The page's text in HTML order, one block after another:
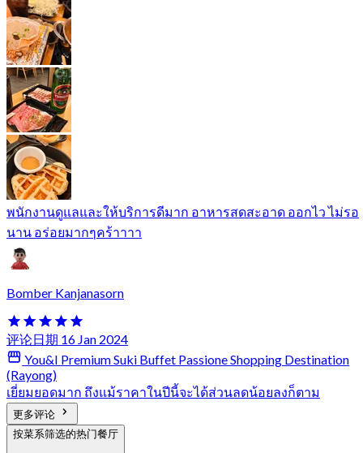
พนักงานดูแลและให้บริการดีมาก อาหารสดสะอาด ออกไว ไม่รอ
นาน อร่อยมากๆคร้าาาา
Bomber Kanjanasorn
评论日期 16 Jan 2024
You&I Premium Suki Buffet Passione Shopping Destination
(Rayong)
เยี่ยมยอดมาก ถึงแม้ราคาในปีนี้จะได้ส่วนลดน้อยลงก็ตาม
更多评论
按菜系筛选的热门餐厅